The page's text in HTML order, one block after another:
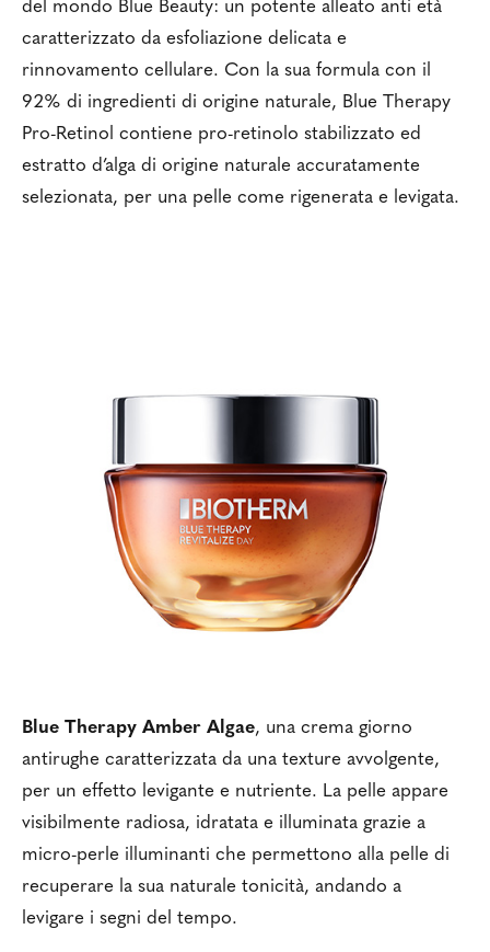
del mondo Blue Beauty: un potente alleato anti età
caratterizzato da esfoliazione delicata e
rinnovamento cellulare. Con la sua formula con il
92% di ingredienti di origine naturale, Blue Therapy
Pro-Retinol contiene pro-retinolo stabilizzato ed
estratto d’alga di origine naturale accuratamente
selezionata, per una pelle come rigenerata e levigata.
Blue Therapy Amber Algae, una crema giorno
antirughe caratterizzata da una texture avvolgente,
per un effetto levigante e nutriente. La pelle appare
visibilmente radiosa, idratata e illuminata grazie a
micro-perle illuminanti che permettono alla pelle di
recuperare la sua naturale tonicità, andando a
levigare i segni del tempo.